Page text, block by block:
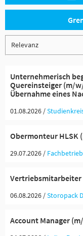
Unternehmerisch
Quereinsteiger (m/
Übernahme eines
01.08.2026 /
Obermonteur HLSK
29.07.2026 /
06.08.2026 /Storopack
Account Manager